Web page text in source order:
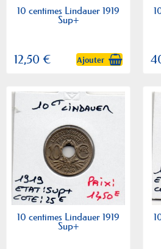
10 centimes Lindauer 1919
Sup+
12,50 € Ajouter
10 centimes Lindauer 1919
Sup+